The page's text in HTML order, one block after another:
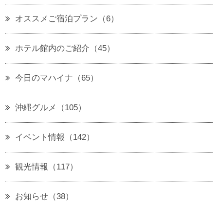
オススメご宿泊プラン（6）
ホテル館内のご紹介（45）
今日のマハイナ（65）
沖縄グルメ（105）
イベント情報（142）
観光情報（117）
お知らせ（38）